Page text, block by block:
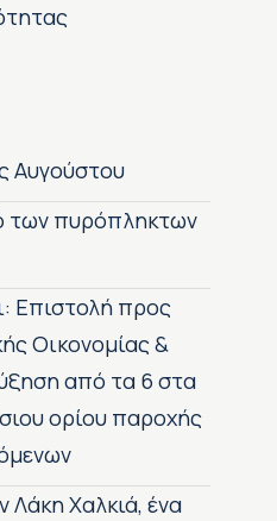
Αυγούστου
των πυρόπληκτων
Επιστολή προς
Οικονομίας &
από τα 6 στα
ορίου παροχής
Λάκη Χαλκιά, ένα